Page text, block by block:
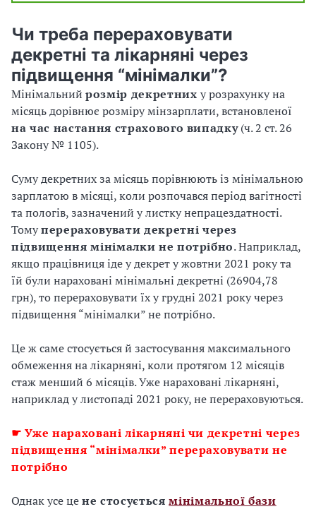
Чи треба перераховувати
декретні та лікарняні через
підвищення “мінімалки”?
Мінімальний розмір декретних у розрахунку на
місяць дорівнює розміру мінзарплати, встановленої
на час настання страхового випадку(ч. 2 ст. 26
Закону № 1105).
Суму декретних за місяць порівнюють із мінімальною
зарплатою в місяці, коли розпочався період вагітності
та пологів, зазначений у листку непрацездатності.
Томуперераховувати декретні через
підвищення мінімалки не потрібно. Наприклад,
якщо працівниця іде у декрет у жовтни 2021 року та
їй були нараховані мінімальні декретні (26904,78
грн), то перераховувати їх у грудні 2021 року через
підвищення “мінімалки” не потрібно.
Це ж саме стосується й застосування максимального
обмеження на лікарняні, коли протягом 12 місяців
стаж менший 6 місяців. Уже нараховані лікарняні,
наприклад у листопаді 2021 року, не перераховуються.
☛ Уже нараховані лікарняні чи декретні через
підвищення “мінімалки” перераховувати не
потрібно
Однак усе цене стосуєтьсямінімальної бази